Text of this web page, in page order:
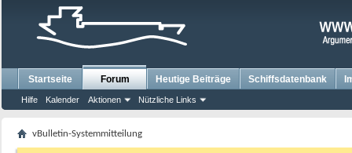
Startseite Forum
Hilfe Kalender Aktionen Nützliche Links
Heutige Beiträge Schiffsdatenbank
vBulletin-Systemmitteilung